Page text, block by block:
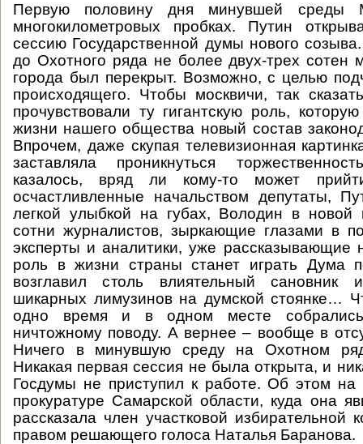
Первую половину дня минувшей среды
многокилометровых пробках. Путин
сессию Государственной думы нового
до Охотного ряда не более двух-трех сотен
города был перекрыт. Возможно, с целью
происходящего. Чтобы москвичи, так
прочувствовали ту гигантскую роль,
жизни нашего общества новый состав
Впрочем, даже скупая телевизионная
заставляла проникнуться
казалось, вряд ли кому-то может
осчастливленные начальством депутаты,
легкой улыбкой на губах, Володин в новой
сотни журналистов, зыркающие глазами в
эксперты и аналитики, уже рассказывающие
роль в жизни страны станет играть Дума
возглавил столь влиятельный сановник
шикарных лимузинов на думской стоянке…
одно время и в одном месте
ничтожному поводу. А вернее – вообще в
Ничего в минувшую среду на Охотном
Никакая первая сессия не была открыта, и
Госдумы не приступил к работе. Об этом на
прокуратуре Самарской области, куда она
рассказала член участковой
правом решающего голоса Наталья Баранова.